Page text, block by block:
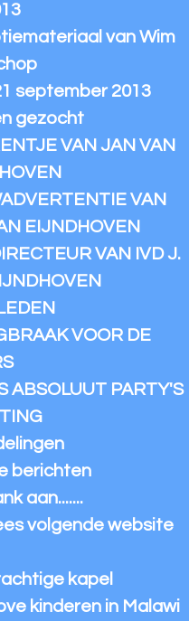
van Wim
september 2013
gezocht
VAN JAN VAN
VAN
EIJNDHOVEN
VAN IVD J.
VOOR DE
ABSOLUUT PARTY'S
berichten
aan.......
volgende website
kapel
kinderen in Malawi